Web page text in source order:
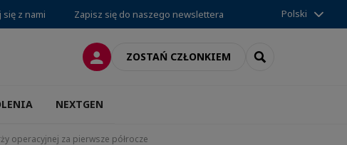
z nami Zapisz się do naszego newslettera Polski
LOGOWANIEZOSTAŃ CZŁONKIEM SEARCH
NEXTGEN
operacyjnej za pierwsze półrocze